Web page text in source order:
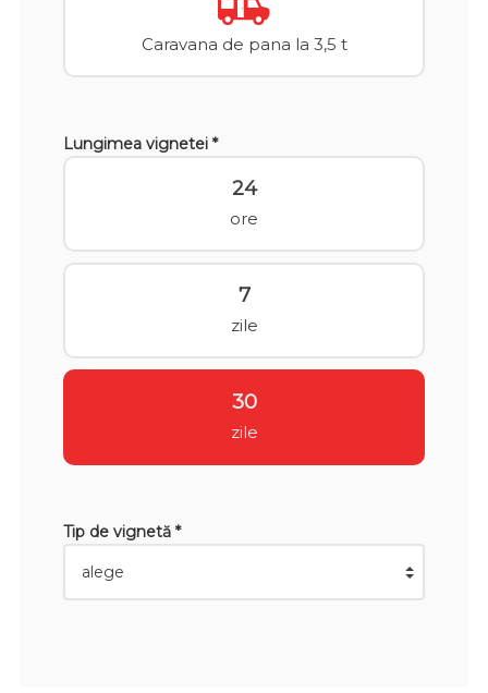
Caravana de pana la 3,5 t
Lungimea vignetei *
24
ore
7
zile
30
zile
Tip de vignetă *